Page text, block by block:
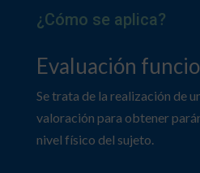
¿Cómo se aplica?
Evaluación
Se trata de la realización de
valoración para obtener
nivel físico del sujeto.